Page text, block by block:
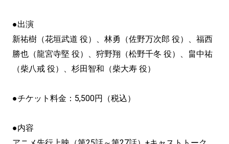
●出演
新祐樹（花垣武道 役）、林勇（佐野万次郎 役）、福西
勝也（龍宮寺堅 役）、狩野翔（松野千冬 役）、畠中祐
（柴八戒 役）、杉田智和（柴大寿 役）
●チケット料金：5,500円（税込）
●内容